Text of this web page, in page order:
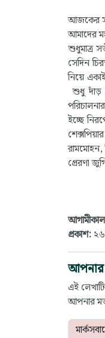
আজকের
আমাদের
শুধুমাত্র
সেদিন
নিয়ে
শুধু দাঁড়
ইচ্ছে
রামমোহন,
প্রেরণা
প্রকাশ:
এই
আপনার